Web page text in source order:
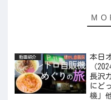
動画紹介
本日
（
長沢
にど
機」